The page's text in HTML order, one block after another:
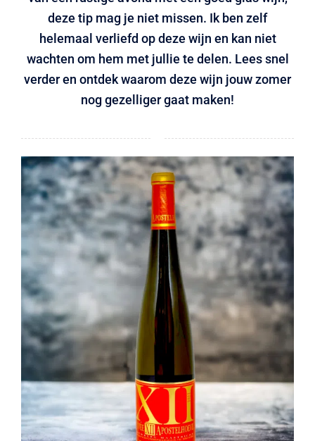
deze tip mag je niet missen. Ik ben zelf
helemaal verliefd op deze wijn en kan niet
wachten om hem met jullie te delen. Lees snel
verder en ontdek waarom deze wijn jouw zomer
nog gezelliger gaat maken!